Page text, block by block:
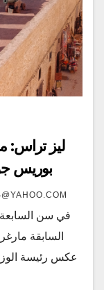
ليز تراس:
بوريس
في سن السابعة
السابقة
عكس رئيسة